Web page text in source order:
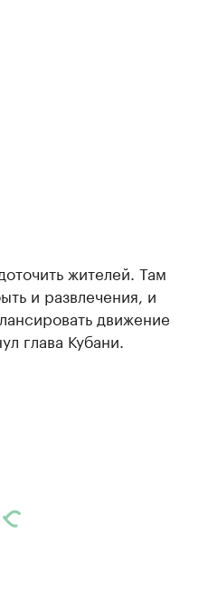
жителей. Там
и развлечения, и
движение
глава Кубани.